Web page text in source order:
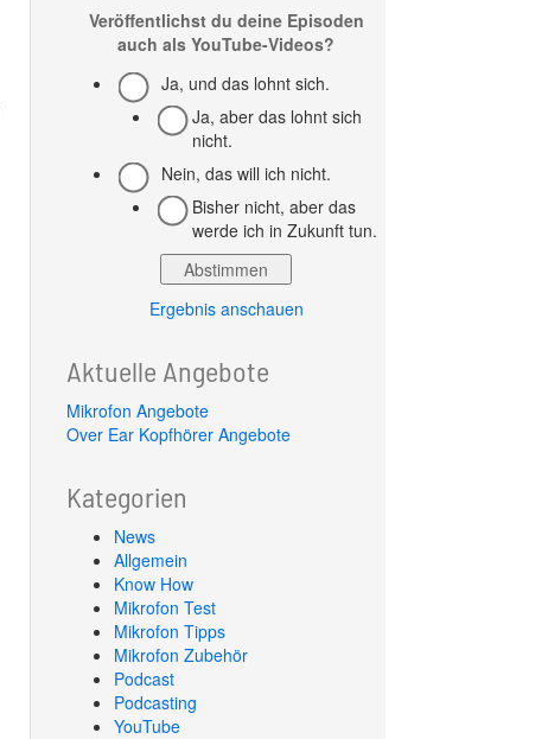
Veröffentlichst du deine Episoden
auch als YouTube-Videos?
Ja, und das lohnt sich.
Ja, aber das lohnt sich
nicht.
Nein, das will ich nicht.
Bisher nicht, aber das
werde ich in Zukunft tun.
Ergebnis anschauen
Aktuelle Angebote
Mikrofon Angebote
Over Ear Kopfhörer Angebote
Kategorien
News
Allgemein
Know How
Mikrofon Test
Mikrofon Tipps
Mikrofon Zubehör
Podcast
Podcasting
YouTube